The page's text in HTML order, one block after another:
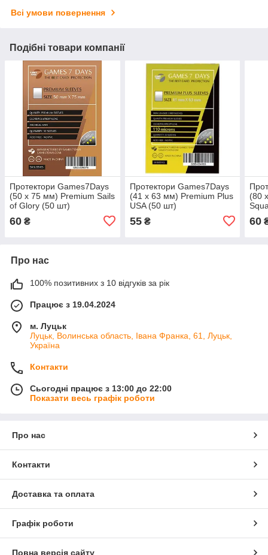
Всі умови повернення
Подібні товари компанії
Протектори Games7Days
(50 x 75 мм) Premium Sails
of Glory (50 шт)
60 ₴
Протектори Games7Days
(41 x 63 мм) Premium Plus
USA (50 шт)
55₴
(80
60
Про нас
100% позитивних з 10 відгуків за рік
Працює з 19.04.2024
м. Луцьк
Луцьк, Волинська область, Івана Франка, 61, Луцьк,
Україна
Контакти
Сьогодні працює з 13:00 до 22:00
Показати весь графік роботи
Про нас
Контакти
Доставка та оплата
Графік роботи
Повна версія сайту